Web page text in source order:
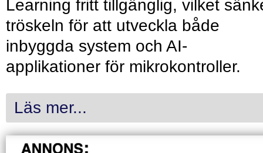
Learning fritt tillgänglig, vilket
tröskeln för att utveckla både
inbyggda system och AI-
applikationer för mikrokontroller.
Läs mer...